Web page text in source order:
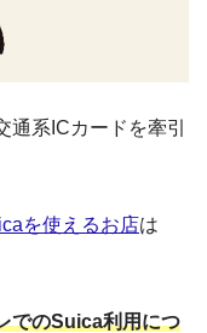
系ICカードを牽引
を使えるお店は
でのSuica利用につ